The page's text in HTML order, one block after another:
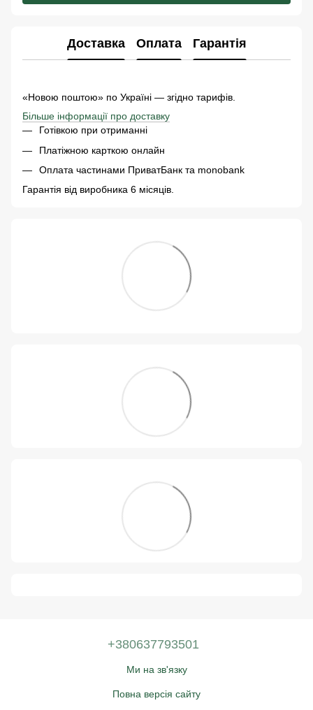
Доставка Оплата Гарантія
«Новою поштою» по Україні — згідно тарифів.
Більше інформації про доставку
Готівкою при отриманні
Платіжною карткою онлайн
Оплата частинами ПриватБанк та monobank
Гарантія від виробника 6 місяців.
+380637793501
Ми на зв'язку
Повна версія сайту